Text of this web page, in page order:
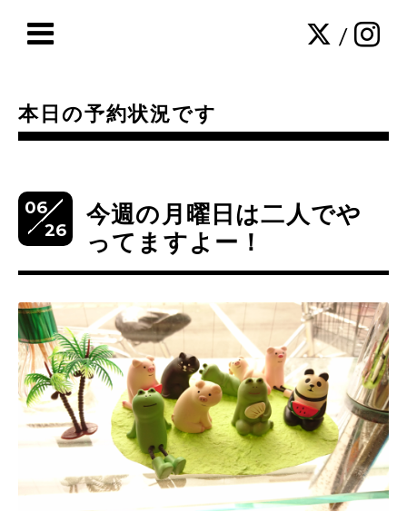
/
本日の予約状況です
06
26
今週の月曜日は二人でや
ってますよー！